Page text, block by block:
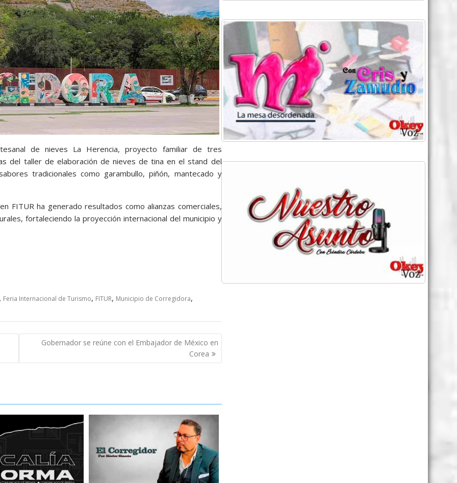
de nieves La Herencia, proyecto familiar de tres
del taller de elaboración de nieves de tina en el stand del
tradicionales como garambullo, piñón, mantecado y
FITUR ha generado resultados como alianzas comerciales,
fortaleciendo la proyección internacional del municipio y
, Feria Internacional de Turismo, FITUR, Municipio de Corregidora,
Gobernador se reúne con el Embajador de México en
Corea